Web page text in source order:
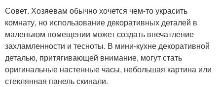
Совет. Хозяевам обычно хочется чем-то украсить
комнату, но использование декоративных деталей в
маленьком помещении может создать впечатление
захламленности и тесноты. В мини-кухне декоративной
деталью, притягивающей внимание, могут стать
оригинальные настенные часы, небольшая картина или
стеклянная панель скинали.